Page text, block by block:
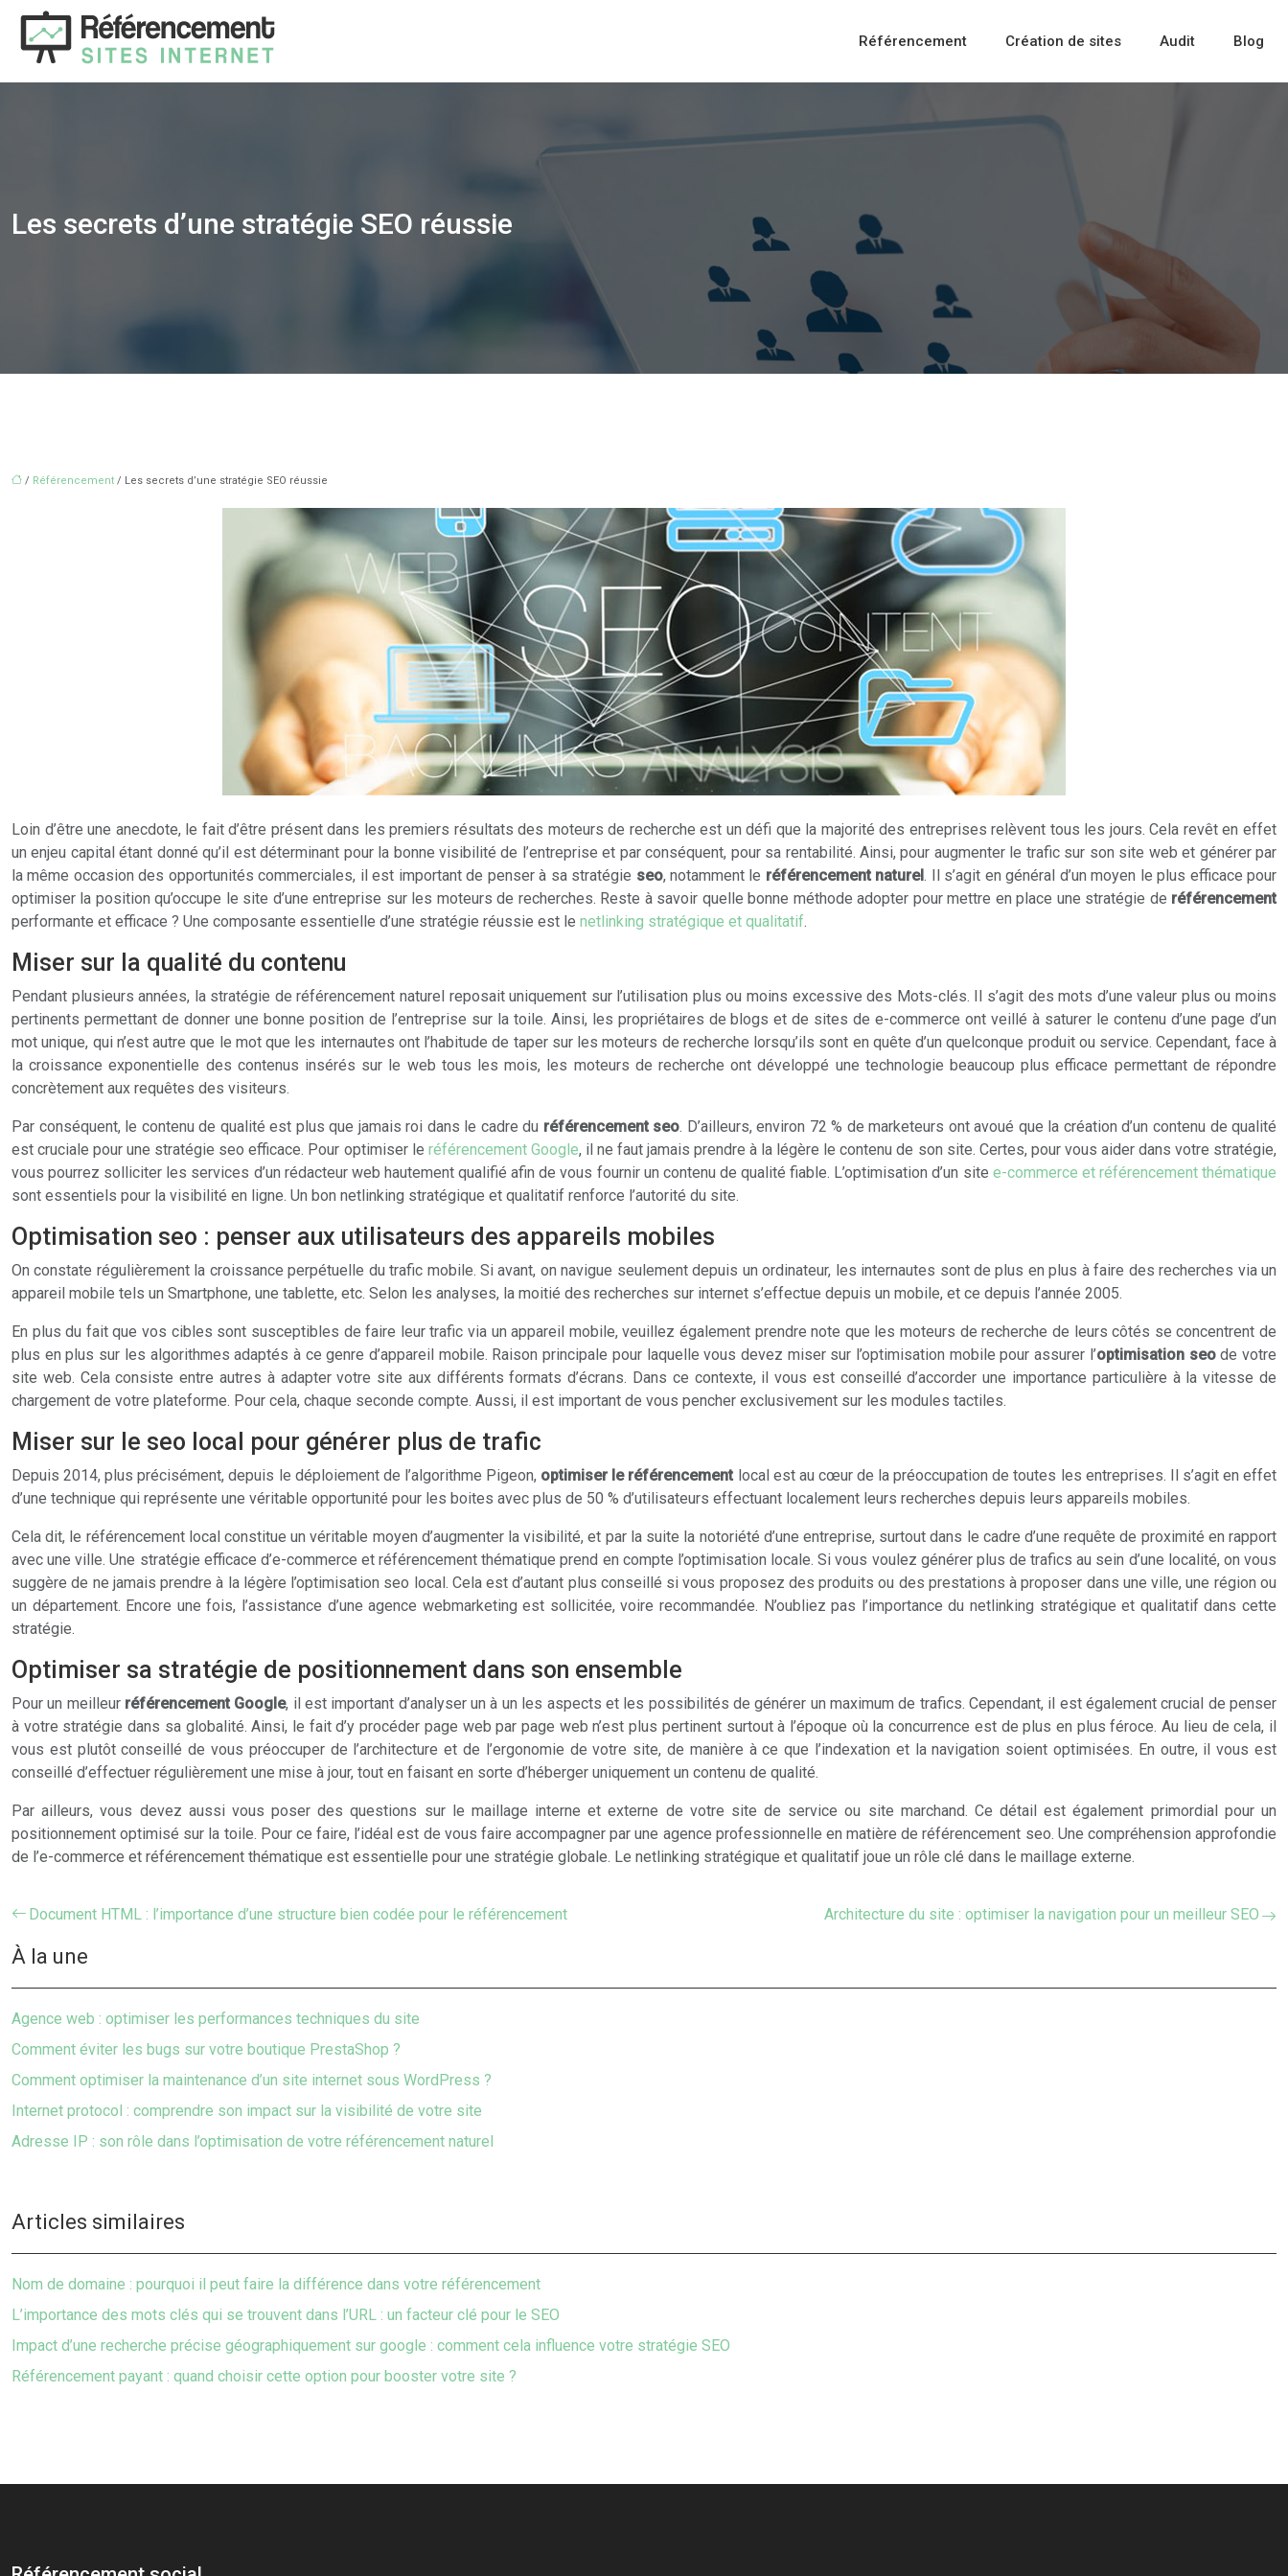
Référencement Création de sites Audit Blog
Les secrets d’une stratégie SEO réussie
/ Référencement / Les secrets d’une stratégie SEO réussie
Loin d’être une anecdote, le fait d’être présent dans les premiers résultats des moteurs de recherche est un défi que la majorité des entreprises relèvent tous les jours. Cela revêt en effet
un enjeu capital étant donné qu’il est déterminant pour la bonne visibilité de l’entreprise et par conséquent, pour sa rentabilité. Ainsi, pour augmenter le trafic sur son site web et générer par
la même occasion des opportunités commerciales, il est important de penser à sa stratégie seo, notamment le référencement naturel. Il s’agit en général d’un moyen le plus efficace pour
optimiser la position qu’occupe le site d’une entreprise sur les moteurs de recherches. Reste à savoir quelle bonne méthode adopter pour mettre en place une stratégie de référencement
performante et efficace ? Une composante essentielle d’une stratégie réussie est le netlinking stratégique et qualitatif.
Miser sur la qualité du contenu
Pendant plusieurs années, la stratégie de référencement naturel reposait uniquement sur l’utilisation plus ou moins excessive des Mots-clés. Il s’agit des mots d’une valeur plus ou moins
pertinents permettant de donner une bonne position de l’entreprise sur la toile. Ainsi, les propriétaires de blogs et de sites de e-commerce ont veillé à saturer le contenu d’une page d’un
mot unique, qui n’est autre que le mot que les internautes ont l’habitude de taper sur les moteurs de recherche lorsqu’ils sont en quête d’un quelconque produit ou service. Cependant, face à
la croissance exponentielle des contenus insérés sur le web tous les mois, les moteurs de recherche ont développé une technologie beaucoup plus efficace permettant de répondre
concrètement aux requêtes des visiteurs.
Par conséquent, le contenu de qualité est plus que jamais roi dans le cadre du référencement seo. D’ailleurs, environ 72 % de marketeurs ont avoué que la création d’un contenu de qualité
est cruciale pour une stratégie seo efficace. Pour optimiser le référencement Google, il ne faut jamais prendre à la légère le contenu de son site. Certes, pour vous aider dans votre stratégie,
vous pourrez solliciter les services d’un rédacteur web hautement qualifié afin de vous fournir un contenu de qualité fiable. L’optimisation d’un site e-commerce et référencement thématique
sont essentiels pour la visibilité en ligne. Un bon netlinking stratégique et qualitatif renforce l’autorité du site.
Optimisation seo : penser aux utilisateurs des appareils mobiles
On constate régulièrement la croissance perpétuelle du trafic mobile. Si avant, on navigue seulement depuis un ordinateur, les internautes sont de plus en plus à faire des recherches via un
appareil mobile tels un Smartphone, une tablette, etc. Selon les analyses, la moitié des recherches sur internet s’effectue depuis un mobile, et ce depuis l’année 2005.
En plus du fait que vos cibles sont susceptibles de faire leur trafic via un appareil mobile, veuillez également prendre note que les moteurs de recherche de leurs côtés se concentrent de
plus en plus sur les algorithmes adaptés à ce genre d’appareil mobile. Raison principale pour laquelle vous devez miser sur l’optimisation mobile pour assurer l’optimisation seode votre
site web. Cela consiste entre autres à adapter votre site aux différents formats d’écrans. Dans ce contexte, il vous est conseillé d’accorder une importance particulière à la vitesse de
chargement de votre plateforme. Pour cela, chaque seconde compte. Aussi, il est important de vous pencher exclusivement sur les modules tactiles.
Miser sur le seo local pour générer plus de trafic
Depuis 2014, plus précisément, depuis le déploiement de l’algorithme Pigeon, optimiser le référencement local est au cœur de la préoccupation de toutes les entreprises. Il s’agit en effet
d’une technique qui représente une véritable opportunité pour les boites avec plus de 50 % d’utilisateurs effectuant localement leurs recherches depuis leurs appareils mobiles.
Cela dit, le référencement local constitue un véritable moyen d’augmenter la visibilité, et par la suite la notoriété d’une entreprise, surtout dans le cadre d’une requête de proximité en rapport
avec une ville. Une stratégie efficace d’e-commerce et référencement thématique prend en compte l’optimisation locale. Si vous voulez générer plus de trafics au sein d’une localité, on vous
suggère de ne jamais prendre à la légère l’optimisation seo local. Cela est d’autant plus conseillé si vous proposez des produits ou des prestations à proposer dans une ville, une région ou
un département. Encore une fois, l’assistance d’une agence webmarketing est sollicitée, voire recommandée. N’oubliez pas l’importance du netlinking stratégique et qualitatif dans cette
stratégie.
Optimiser sa stratégie de positionnement dans son ensemble
Pour un meilleur référencement Google, il est important d’analyser un à un les aspects et les possibilités de générer un maximum de trafics. Cependant, il est également crucial de penser
à votre stratégie dans sa globalité. Ainsi, le fait d’y procéder page web par page web n’est plus pertinent surtout à l’époque où la concurrence est de plus en plus féroce. Au lieu de cela, il
vous est plutôt conseillé de vous préoccuper de l’architecture et de l’ergonomie de votre site, de manière à ce que l’indexation et la navigation soient optimisées. En outre, il vous est
conseillé d’effectuer régulièrement une mise à jour, tout en faisant en sorte d’héberger uniquement un contenu de qualité.
Par ailleurs, vous devez aussi vous poser des questions sur le maillage interne et externe de votre site de service ou site marchand. Ce détail est également primordial pour un
positionnement optimisé sur la toile. Pour ce faire, l’idéal est de vous faire accompagner par une agence professionnelle en matière de référencement seo. Une compréhension approfondie
de l’e-commerce et référencement thématique est essentielle pour une stratégie globale. Le netlinking stratégique et qualitatif joue un rôle clé dans le maillage externe.
Document HTML : l’importance d’une structure bien codée pour le référencement Architecture du site : optimiser la navigation pour un meilleur SEO
À la une
Agence web : optimiser les performances techniques du site
Comment éviter les bugs sur votre boutique PrestaShop ?
Comment optimiser la maintenance d’un site internet sous WordPress ?
Internet protocol : comprendre son impact sur la visibilité de votre site
Adresse IP : son rôle dans l’optimisation de votre référencement naturel
Articles similaires
Nom de domaine : pourquoi il peut faire la différence dans votre référencement
L’importance des mots clés qui se trouvent dans l’URL : un facteur clé pour le SEO
Impact d’une recherche précise géographiquement sur google : comment cela influence votre stratégie SEO
Référencement payant : quand choisir cette option pour booster votre site ?